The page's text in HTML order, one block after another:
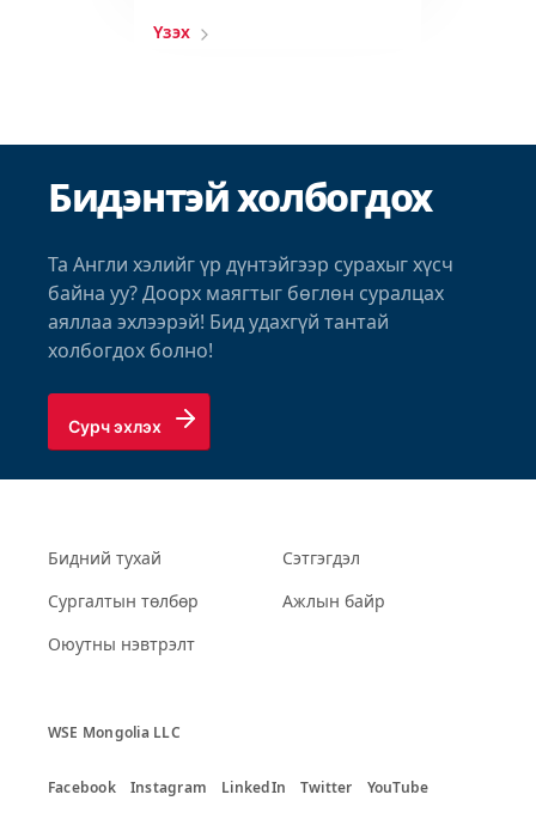
Үзэх
Бидэнтэй холбогдох
Та Англи хэлийг үр дүнтэйгээр сурахыг хүсч
байна уу? Доорх маягтыг бөглөн суралцах
аяллаа эхлээрэй! Бид удахгүй тантай
холбогдох болно!
Сурч эхлэх
Бидний тухай
Сургалтын төлбөр
Оюутны нэвтрэлт
Сэтгэгдэл
Ажлын байр
WSE Mongolia LLC
Facebook Instagram LinkedIn Twitter YouTube